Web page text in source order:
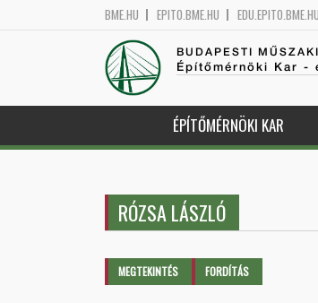
BME.HU EPITO.BME.HU EDU.EPITO.BME.HU
BUDAPESTI
Építőmérnöki Kar -
ÉPÍTŐMÉRNÖKI KAR
RÓZSA LÁSZLÓ
Elsődleges fülek
MEGTEKINTÉS (AKTÍVFORDÍTÁS